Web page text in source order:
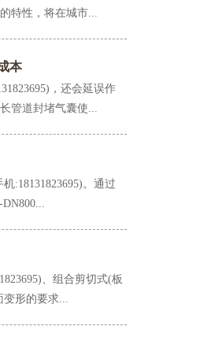
闭水试验气囊
闭水试验气囊
特性，将在城市...
本
，还会延误作
管道封堵气囊使...
:18131823695)。通过
、组合剪切式(板
变形的要求...